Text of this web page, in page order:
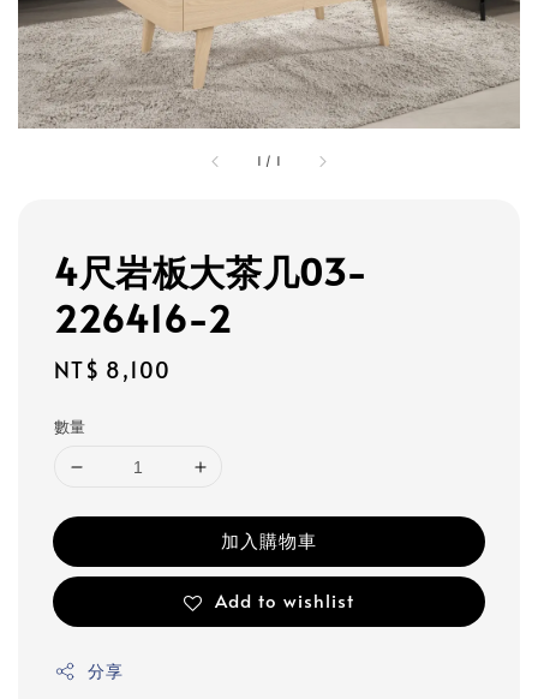
1 / 1
4尺岩板大茶几03-
226416-2
Regular
NT$ 8,100
數量
加入購物車
Add to wishlist
分享